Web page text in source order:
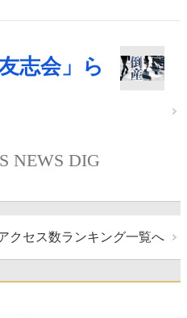
志会」ら
NEWS DIG
クセス数ランキング一覧へ